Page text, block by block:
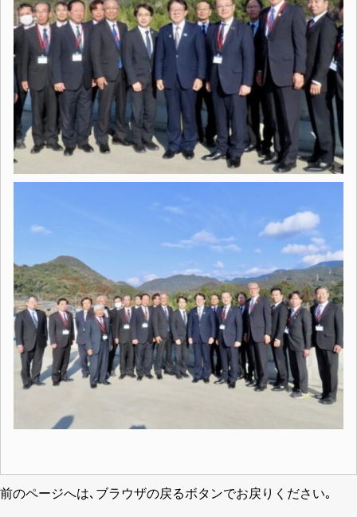
前のページへは､ブラウザの戻るボタンでお戻りください｡